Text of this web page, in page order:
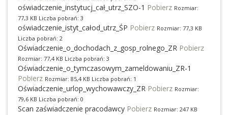
oświadczenie_instytucj_cał_utrz_SZO-1 Pobierz Rozmiar:
77,3 KB Liczba pobrań: 3
oświadczenie_istyt_całod_utrz_ŚP Pobierz Rozmiar: 77,3 KB
Liczba pobrań: 2
Oświadczenie_o_dochodach_z_gosp_rolnego_ZR Pobierz
Rozmiar: 77,4 KB Liczba pobrań: 3
Oświadczenie_o_tymczasowym_zameldowaniu_ZR-1
Pobierz Rozmiar: 85,4 KB Liczba pobrań: 1
Oświadczenie_urlop_wychowawczy_ZR Pobierz Rozmiar:
79,6 KB Liczba pobrań: 0
Scan zaświadczenie pracodawcy Pobierz Rozmiar: 247 KB